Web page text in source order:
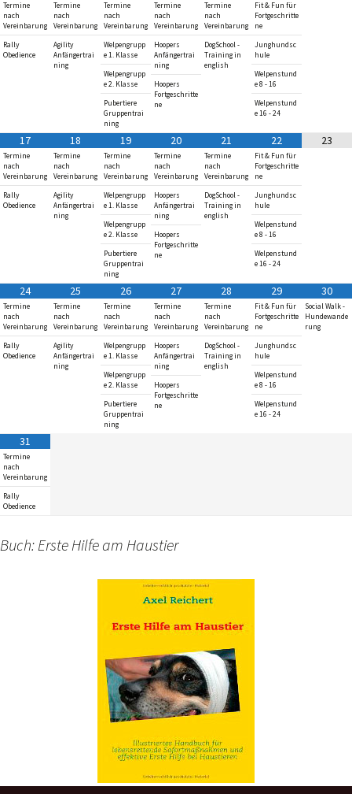
Termine
nach
Vereinbarung
Rally
Obedience
Termine
nach
Vereinbarung
Agility
Anfängertrai
ning
Termine
nach
Vereinbarung
Welpengrupp
e 1. Klasse
Welpengrupp
e 2. Klasse
Pubertiere
Gruppentrai
ning
Termine
nach
Vereinbarung
Hoopers
Anfängertrai
ning
Hoopers
Fortgeschritte
ne
Termine
nach
Vereinbarung
DogSchool -
Training in
english
Fit & Fun für
Fortgeschritte
ne
Junghundsc
hule
Welpenstund
e 8 - 16
Welpenstund
e 16 - 24
17
Termine
nach
Vereinbarung
Rally
Obedience
18
Termine
nach
Vereinbarung
Agility
Anfängertrai
ning
19
Termine
nach
Vereinbarung
Welpengrupp
e 1. Klasse
Welpengrupp
e 2. Klasse
Pubertiere
Gruppentrai
ning
20
Termine
nach
Vereinbarung
Hoopers
Anfängertrai
ning
Hoopers
Fortgeschritte
ne
21
Termine
nach
Vereinbarung
DogSchool -
Training in
english
22
Fit & Fun für
Fortgeschritte
ne
Junghundsc
hule
Welpenstund
e 8 - 16
Welpenstund
e 16 - 24
23
24
Termine
nach
Vereinbarung
Rally
Obedience
25
Termine
nach
Vereinbarung
Agility
Anfängertrai
ning
26
Termine
nach
Vereinbarung
Welpengrupp
e 1. Klasse
Welpengrupp
e 2. Klasse
Pubertiere
Gruppentrai
ning
27
Termine
nach
Vereinbarung
Hoopers
Anfängertrai
ning
Hoopers
Fortgeschritte
ne
28
Termine
nach
Vereinbarung
DogSchool -
Training in
english
29
Fit & Fun für
Fortgeschritte
ne
Junghundsc
hule
Welpenstund
e 8 - 16
Welpenstund
e 16 - 24
30
Social Walk -
Hundewande
rung
31
Termine
nach
Vereinbarung
Rally
Obedience
Buch: Erste Hilfe am Haustier